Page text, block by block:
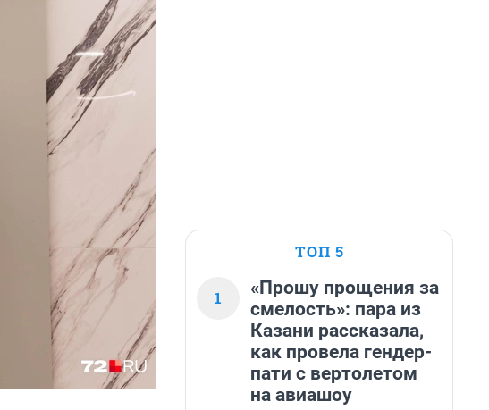
ТОП 5
1
«Прошу прощения за
смелость»: пара из
Казани рассказала,
как провела гендер-
пати с вертолетом
на авиашоу